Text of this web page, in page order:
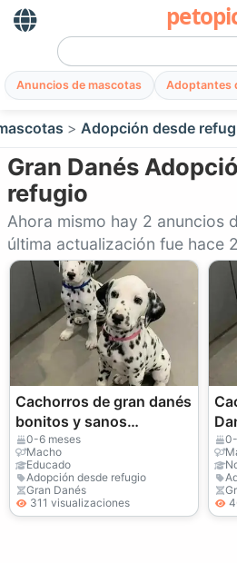
Anuncios de mascotas Adoptantes
Adopción desde
Gran Danés
refugio
Ahora mismo hay 2 anuncios
última actualización fue hace
Cachorros de gran danés
bonitos y sanos
disponibles
0-6 meses
Macho
Educado
Adopción desde refugio
Gran Danés
311 visualizaciones